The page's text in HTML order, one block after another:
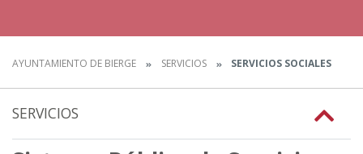
AYUNTAMIENTO DE BIERGE SERVICIOS SERVICIOS SOCIALES
SERVICIOS